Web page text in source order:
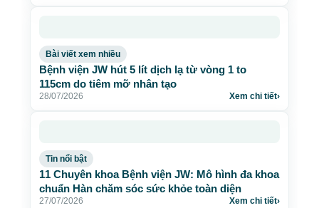
Bài viết xem nhiều
Bệnh viện JW hút 5 lít dịch lạ từ vòng 1 to
115cm do tiêm mỡ nhân tạo
28/07/2026 Xem chi tiết›
Tin nổi bật
11 Chuyên khoa Bệnh viện JW: Mô hình đa khoa
chuẩn Hàn chăm sóc sức khỏe toàn diện
27/07/2026 Xem chi tiết›